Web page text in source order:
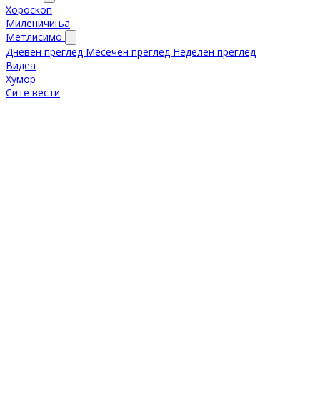
Хороскоп
Миленичиња
Метлисимо
Дневен преглед Месечен преглед Неделен преглед
Видеа
Хумор
Сите вести